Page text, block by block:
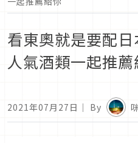
看東奧就是要配
人氣酒類一起推薦
2021年07月27日 ｜ By